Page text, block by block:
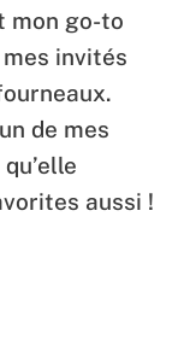
mon go-to
invités
de mes
aussi !